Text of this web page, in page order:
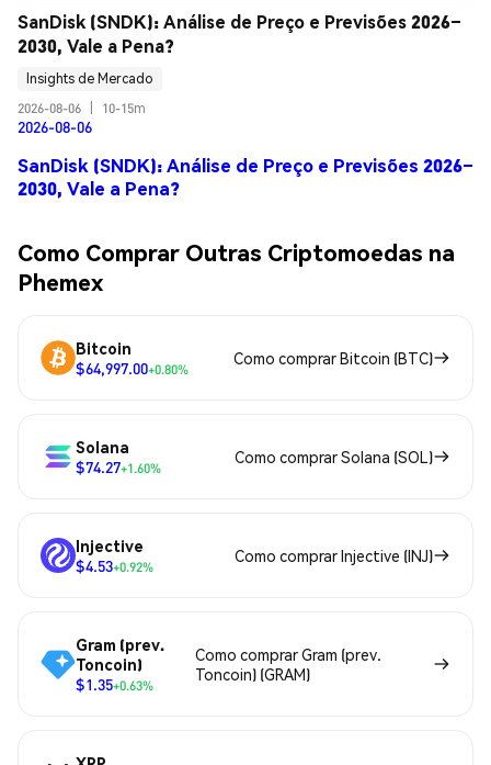
SanDisk (SNDK): Análise de Preço e Previsões 2026–
2030, Vale a Pena?
Insights de Mercado
2026-08-06
10-15m
2026-08-06
SanDisk (SNDK): Análise de Preço e Previsões 2026–
2030, Vale a Pena?
Como Comprar Outras Criptomoedas na
Phemex
Bitcoin
$64,997.00+0.80%
Como comprar Bitcoin (BTC)
Solana
$74.27+1.60%
Como comprar Solana (SOL)
Injective
$4.53+0.92%
Como comprar Injective (INJ)
Gram (prev.
Toncoin)
$1.35+0.63%
Como comprar Gram (prev.
Toncoin) (GRAM)